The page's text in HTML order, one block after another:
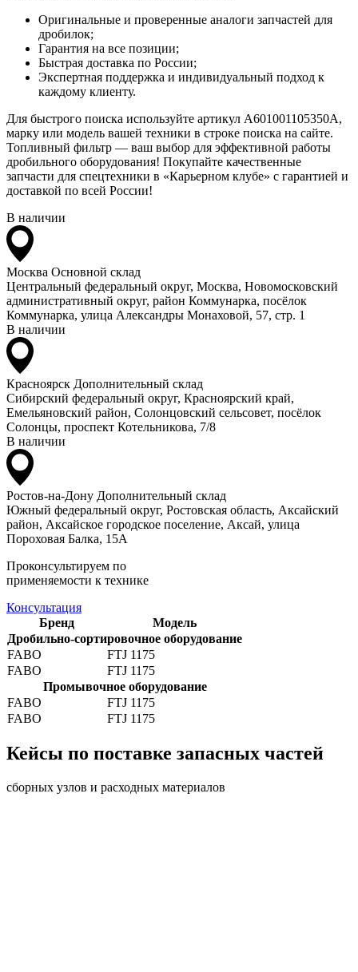
Оригинальные и проверенные аналоги запчастей для
дробилок;
Гарантия на все позиции;
Быстрая доставка по России;
Экспертная поддержка и индивидуальный подход к
каждому клиенту.
Для быстрого поиска используйте артикул A601001105350A,
марку или модель вашей техники в строке поиска на сайте.
Топливный фильтр — ваш выбор для эффективной работы
дробильного оборудования! Покупайте качественные
запчасти для спецтехники в «Карьерном клубе» с гарантией и
доставкой по всей России!
В наличии
Москва Основной склад
Центральный федеральный округ, Москва, Новомосковский
административный округ, район Коммунарка, посёлок
Коммунарка, улица Александры Монаховой, 57, стр. 1
В наличии
Красноярск Дополнительный склад
Сибирский федеральный округ, Красноярский край,
Емельяновский район, Солонцовский сельсовет, посёлок
Солонцы, проспект Котельникова, 7/8
В наличии
Ростов-на-Дону Дополнительный склад
Южный федеральный округ, Ростовская область, Аксайский
район, Аксайское городское поселение, Аксай, улица
Пороховая Балка, 15А
Проконсультируем по
применяемости к технике
Консультация
Бренд
Модель
Дробильно-сортировочное оборудование
FABO
FTJ 1175
FABO
FTJ 1175
Промывочное оборудование
FABO
FTJ 1175
FABO
FTJ 1175
Кейсы по поставке запасных частей
сборных узлов и расходных материалов